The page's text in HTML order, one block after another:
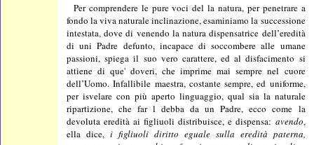
Per comprendere le pure voci del la natura, per penetrare a
fondo la viva naturale inclinazione, esaminiamo la successione
intestata, dove di venendo la natura dispensatrice dell’eredità
di uni Padre defunto, incapace di soccombere alle umane
passioni, spiega il suo vero carattere, ed al disfacimento si
attiene di que' doveri, che imprime mai sempre nel cuore
dell’Uomo. Infallibile maestra, costante sempre, ed uniforme,
per isvelare con più aperto linguaggio, qual sia la naturale
ripartizione, che far l debba da un Padre, ecco come la
devoluta eredità ai figliuoli distribuisce, e dispensa: avendo,
ella dice, i figliuoli diritto eguale sulla eredità paterna,